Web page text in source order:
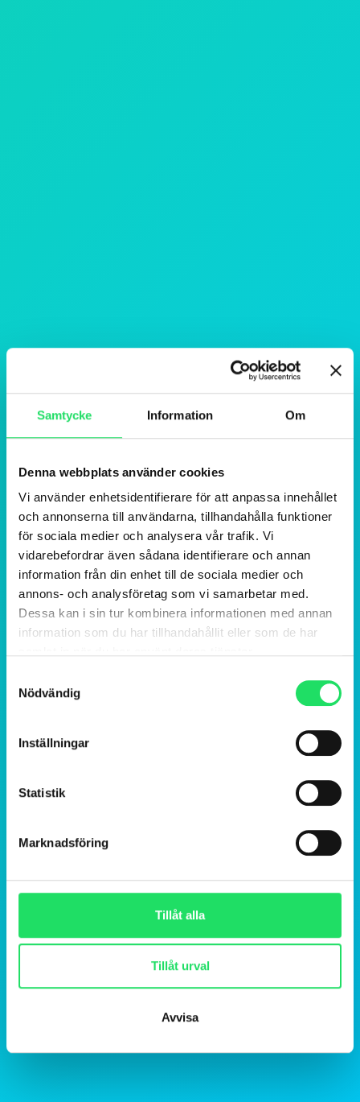
Samtycke Information Om
Denna webbplats använder cookies
Vi använder enhetsidentifierare för att anpassa innehållet
och annonserna till användarna, tillhandahålla funktioner
för sociala medier och analysera vår trafik. Vi
vidarebefordrar även sådana identifierare och annan
information från din enhet till de sociala medier och
annons- och analysföretag som vi samarbetar med.
Dessa kan i sin tur kombinera informationen med annan
information som du har tillhandahållit eller som de har
Nödvändig
Inställningar
Statistik
Marknadsföring
Tillåt alla
Tillåt urval
Avvisa